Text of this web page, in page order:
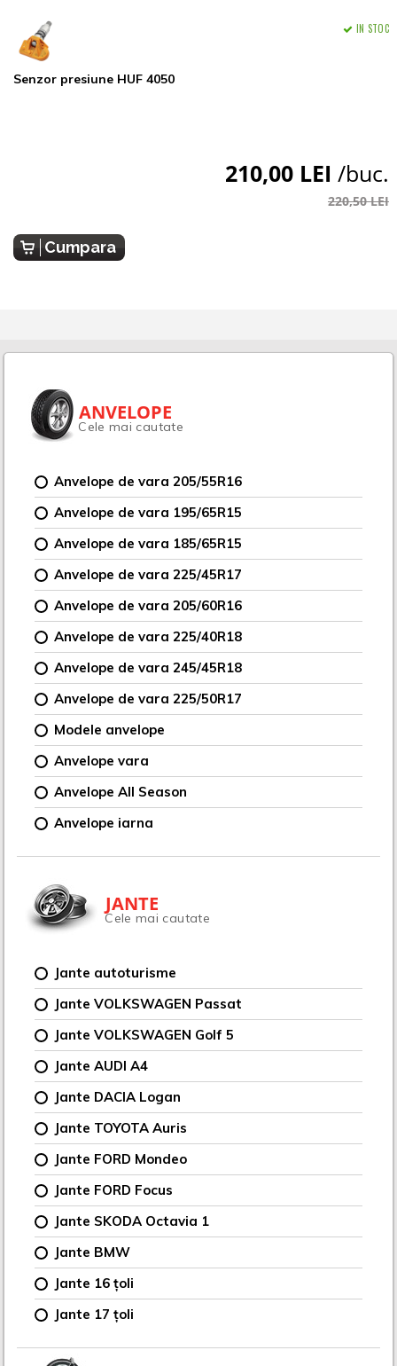
Senzor presiune HUF 4050
IN STOC
210,00 LEI /buc.
220,50 LEI
Cumpara
ANVELOPE
Cele mai cautate
Anvelope de vara 205/55R16
Anvelope de vara 195/65R15
Anvelope de vara 185/65R15
Anvelope de vara 225/45R17
Anvelope de vara 205/60R16
Anvelope de vara 225/40R18
Anvelope de vara 245/45R18
Anvelope de vara 225/50R17
Modele anvelope
Anvelope vara
Anvelope All Season
Anvelope iarna
JANTE
Cele mai cautate
Jante autoturisme
Jante VOLKSWAGEN Passat
Jante VOLKSWAGEN Golf 5
Jante AUDI A4
Jante DACIA Logan
Jante TOYOTA Auris
Jante FORD Mondeo
Jante FORD Focus
Jante SKODA Octavia 1
Jante BMW
Jante 16 țoli
Jante 17 țoli